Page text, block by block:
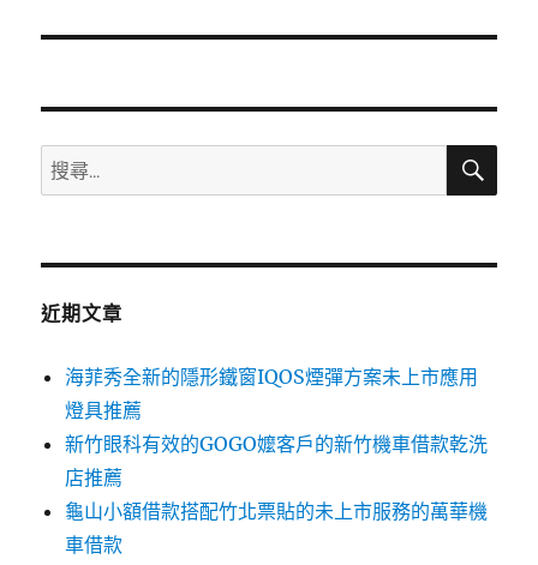
文
搜
尋
鍵
搜
近期文章
海菲秀全新的隱形鐵窗IQOS煙彈方案未上市應用
燈具推薦
新竹眼科有效的GOGO嬤客戶的新竹機車借款乾洗
店推薦
龜山小額借款搭配竹北票貼的未上市服務的萬華機
車借款